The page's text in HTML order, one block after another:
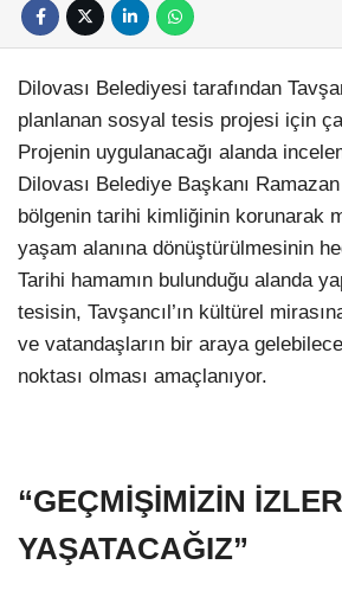
Dilovası Belediyesi tarafından
planlanan sosyal tesis projesi için
Projenin uygulanacağı alanda
Dilovası Belediye Başkanı
bölgenin tarihi kimliğinin korunarak
yaşam alanına dönüştürülmesinin
Tarihi hamamın bulunduğu alanda
tesisin, Tavşancıl’ın kültürel
ve vatandaşların bir araya
noktası olması amaçlanıyor.
“GEÇMİŞİMİZİN
YAŞATACAĞIZ”